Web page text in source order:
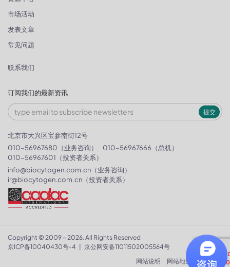
市场活动
发表文章
常见问题
联系我们
订阅我们的最新资讯
提交
北京市大兴区宝参南街12号
010-56967680（业务咨询）
010-56967666（总机）
010-56967601（投资者关系）
info@biocytogen.com.cn （业务咨询）
ir@biocytogen.com.cn （投资者关系）
Copyright © 2009 ~ 2026. All Rights Reserved
京ICP备10040430号-4
京公网安备11011502005564号
网站说明
网站地图 隐私政策